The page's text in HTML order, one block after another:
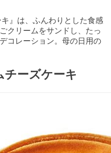
』は、ふんわりとした食感
クリームをサンドし、たっ
コレーション。母の日用の
チーズケーキ